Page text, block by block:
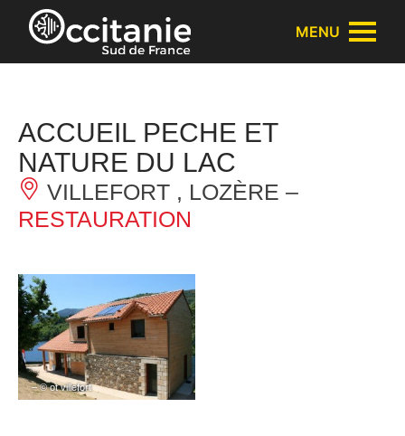
Panneau de gestion des cookies
MENU
ACCUEIL PECHE ET
NATURE DU LAC
VILLEFORT , LOZÈRE –
RESTAURATION
– © ot villefort